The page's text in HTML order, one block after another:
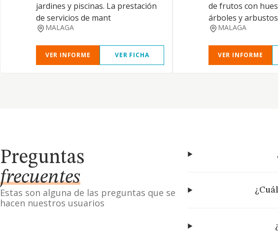
jardines y piscinas. La prestación
de servicios de mant
MALAGA
VER INFORME VER FICHA
de frutos con
árboles y arbustos
MALAGA
VER INFORME
Preguntas
frecuentes
Estas son alguna de las preguntas que se
hacen nuestros usuarios